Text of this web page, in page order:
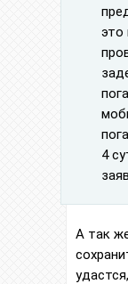
это
4
А так